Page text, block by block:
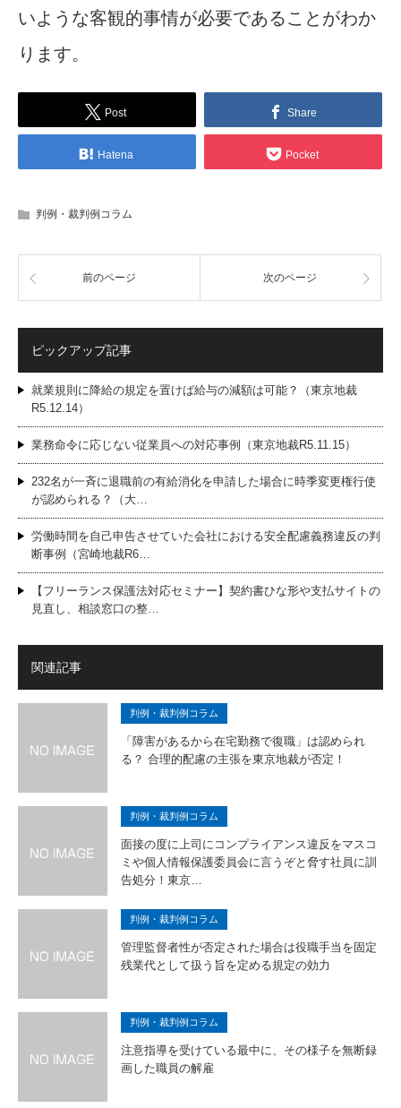
いような客観的事情が必要であることがわか
ります。
Post Share
Hatena Pocket
判例・裁判例コラム
前のページ 次のページ
ピックアップ記事
就業規則に降給の規定を置けば給与の減額は可能？（東京地裁
R5.12.14）
業務命令に応じない従業員への対応事例（東京地裁R5.11.15）
232名が一斉に退職前の有給消化を申請した場合に時季変更権行使
が認められる？（大…
労働時間を自己申告させていた会社における安全配慮義務違反の判
断事例（宮崎地裁R6…
【フリーランス保護法対応セミナー】契約書ひな形や支払サイトの
見直し、相談窓口の整…
関連記事
判例・裁判例コラム
「障害があるから在宅勤務で復職」は認められ
る？ 合理的配慮の主張を東京地裁が否定！
判例・裁判例コラム
面接の度に上司にコンプライアンス違反をマスコ
ミや個人情報保護委員会に言うぞと脅す社員に訓
告処分！東京…
判例・裁判例コラム
管理監督者性が否定された場合は役職手当を固定
残業代として扱う旨を定める規定の効力
判例・裁判例コラム
注意指導を受けている最中に、その様子を無断録
画した職員の解雇